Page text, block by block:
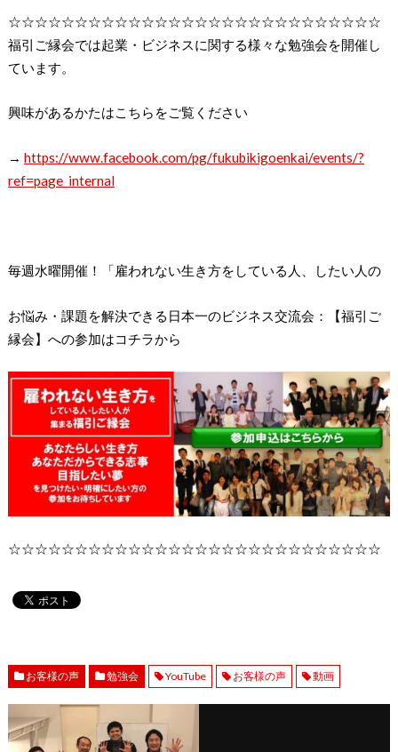
☆☆☆☆☆☆☆☆☆☆☆☆☆☆☆☆☆☆☆☆☆☆☆☆☆☆☆☆
福引ご縁会では起業・ビジネスに関する様々な勉強会を開催し
ています。
興味があるかたはこちらをご覧ください
→ https://www.facebook.com/pg/fukubikigoenkai/events/?
ref=page_internal
毎週水曜開催！「雇われない生き方をしている人、したい人の
お悩み・課題を解決できる日本一のビジネス交流会：【福引ご
縁会】への参加はコチラから
☆☆☆☆☆☆☆☆☆☆☆☆☆☆☆☆☆☆☆☆☆☆☆☆☆☆☆☆
お客様の声 勉強会 YouTube お客様の声 動画